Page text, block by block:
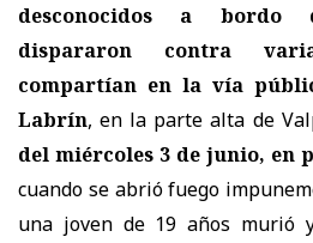
desconocidos a
dispararon contra
compartían en la vía
Labrín, en la parte alta de
del miércoles 3 de junio, en
cuando se abrió fuego
una joven de 19 años murió